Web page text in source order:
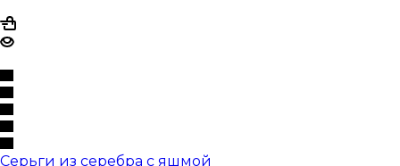
Серьги из серебра с яшмой